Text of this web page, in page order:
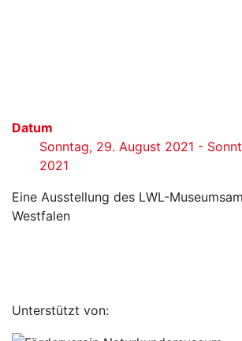
Datum
Sonntag, 29. August 2021 -
2021
Eine Ausstellung des LWL-
Westfalen
Unterstützt von: